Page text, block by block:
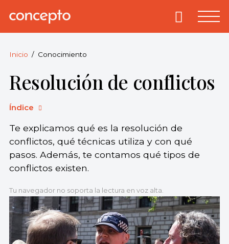
Concepto.
derechos
reservados.
Primary
Inicio Conocimiento
Resolución de conflictos
Índice
Te explicamos qué es la resolución de
conflictos, qué técnicas utiliza y con qué
pasos. Además, te contamos qué tipos de
conflictos existen.
Tu navegador no soporta la lectura en voz alta.